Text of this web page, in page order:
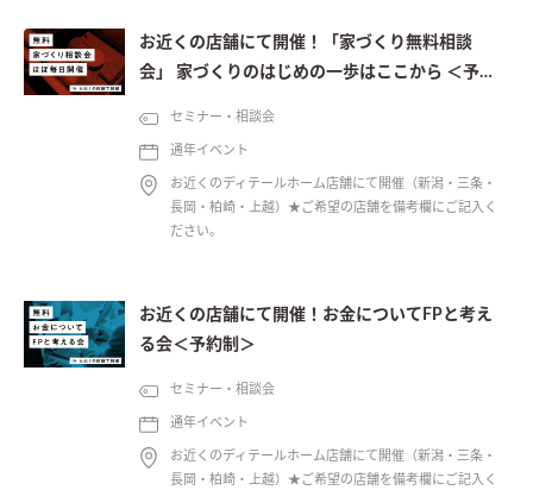
お近くの店舗にて開催！「家づくり無料相談
会」 家づくりのはじめの一歩はここから ＜予約
セミナー・相談会
通年イベント
お近くのディテールホーム店舗にて開催（新潟・三条・
長岡・柏崎・上越）★ご希望の店舗を備考欄にご記入く
ださい。
お近くの店舗にて開催！お金についてFPと考え
る会＜予約制＞
セミナー・相談会
通年イベント
お近くのディテールホーム店舗にて開催（新潟・三条・
長岡・柏崎・上越）★ご希望の店舗を備考欄にご記入く